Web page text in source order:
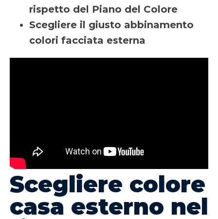
rispetto del Piano del Colore
Scegliere il giusto abbinamento
colori facciata esterna
Scegliere colore
casa esterno nel